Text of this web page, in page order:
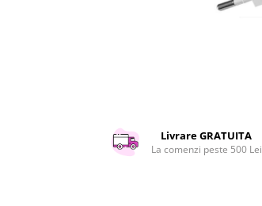
Silicon, spume si solutii tehniceLivrare GRATUITA
La comenzi peste 500 Lei